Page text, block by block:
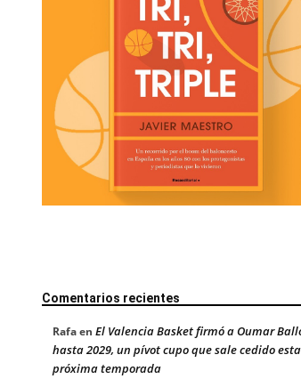
Comentarios recientes
Rafaen El Valencia Basket firmó a Oumar
hasta 2029, un pívot cupo que sale cedido esta
próxima temporada